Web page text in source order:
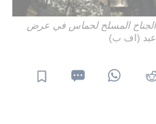
الجناح المسلح لحماس في عرض
(اف ب)